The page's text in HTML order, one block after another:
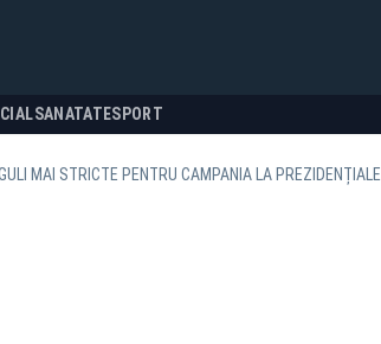
SANATATESPORT
MAI STRICTE PENTRU CAMPANIA LA PREZIDENȚIALE